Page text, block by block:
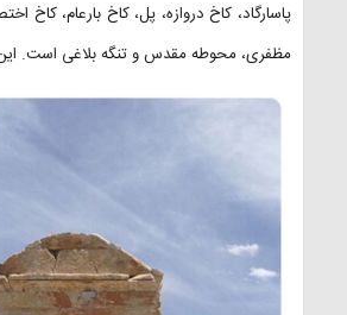
پاسارگاد، کاخ دروازه، پل، کاخ بارعام،
مظفری، محوطه مقدس و تنگه بلاغی است. این